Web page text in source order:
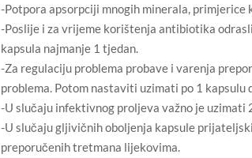
-Potpora apsorpciji mnogih minerala, primjerice
-Poslije i za vrijeme korištenja antibiotika
kapsula najmanje 1 tjedan.
-Za regulaciju problema probave i varenja
problema. Potom nastaviti uzimati po 1 kapsulu
-U slučaju infektivnog proljeva važno je uzimati
-U slučaju gljivičnih oboljenja kapsule
preporučenih tretmana lijekovima.